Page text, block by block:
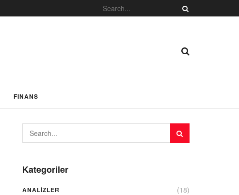
FINANS
Kategoriler
ANALIZLER (18)